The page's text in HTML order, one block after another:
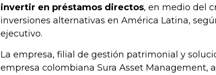
invertir en préstamos directos, en medio del
inversiones alternativas en América Latina,
ejecutivo.
La empresa, filial de gestión patrimonial y
empresa colombiana Sura Asset Management,